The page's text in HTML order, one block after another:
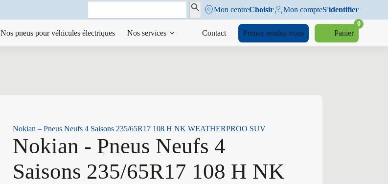
Search
Search ButtonMon centreChoisir Mon compteS'identifier
Nos pneus pour véhicules électriques Nos services Contact Prenez rendez-vous Panier
0
Nokian – Pneus Neufs 4 Saisons 235/65R17 108 H NK WEATHERPROO SUV
Nokian - Pneus Neufs 4
Saisons 235/65R17 108 H NK